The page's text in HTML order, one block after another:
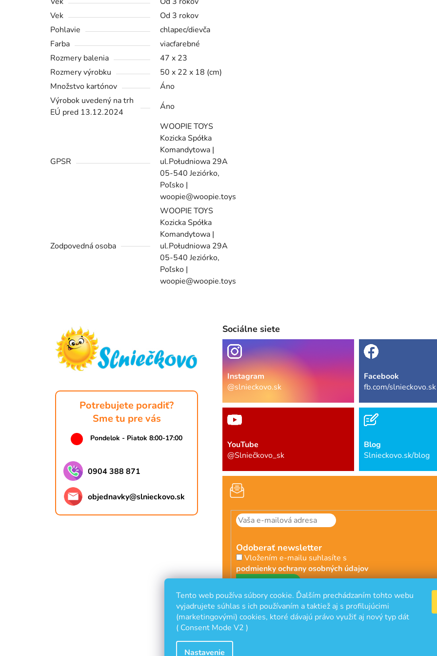
Tento web používa súbory cookie. Ďalším prechádzaním tohto webu
vyjadrujete súhlas s ich používaním a taktiež aj s profilujúcimi
(marketingovými) cookies, ktoré dávajú právo využiť aj nový typ dát
( Consent Mode V2 )
Nastavenie
Vek
Od 3 rokov
Pohlavie
chlapec/dievča
Farba
viacfarebné
Rozmery balenia
47 x 23
Rozmery výrobku
50 x 22 x 18 (cm)
Množstvo kartónov
Áno
Výrobok uvedený na trh
EÚ pred 13.12.2024
Áno
GPSR
WOOPIE TOYS
Kozicka Spółka
Komandytowa |
ul.Południowa 29A
05-540 Jeziórko,
Poľsko |
woopie@woopie.toys
Zodpovedná osoba
WOOPIE TOYS
Kozicka Spółka
Komandytowa |
ul.Południowa 29A
05-540 Jeziórko,
Poľsko |
woopie@woopie.toys
Potrebujete poradiť?
Sme tu pre vás
Pondelok - Piatok 8:00-17:00
0904 388 871
objednavky@slnieckovo.sk
Sociálne siete
Instagram
@slnieckovo.sk
Facebook
fb.com/slnieckovo.sk
YouTube
@Slniečkovo_sk
Blog
Slnieckovo.sk/blog
Odoberať newsletter
Vložením e-mailu suhlasíte s
podmienky ochrany osobných údajov
SA